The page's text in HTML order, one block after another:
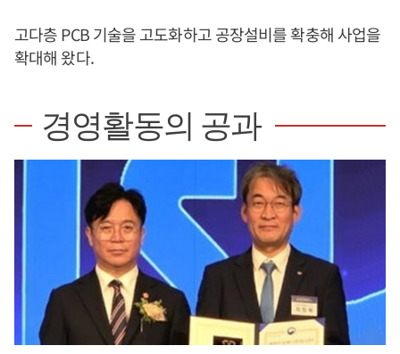
고다층 PCB 기술을 고도화하고 공장설비를 확충해 사업을
확대해 왔다.
경영활동의 공과